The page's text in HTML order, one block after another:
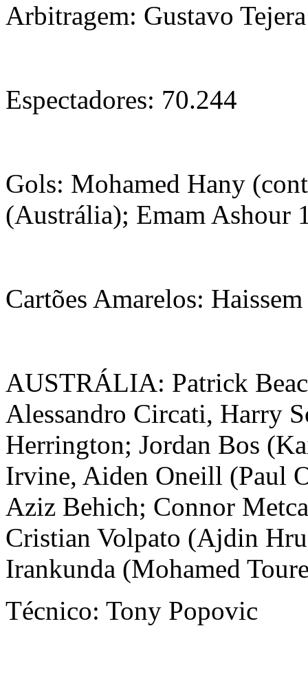
Arbitragem: Gustavo
Espectadores: 70.244
Gols: Mohamed Hany
(Austrália); Emam Ashour
Cartões Amarelos:
AUSTRÁLIA: Patrick
Alessandro Circati, Harry
Herrington; Jordan Bos
Irvine, Aiden Oneill (Paul
Aziz Behich; Connor
Cristian Volpato (Ajdin
Irankunda (Mohamed
Técnico: Tony Popovic